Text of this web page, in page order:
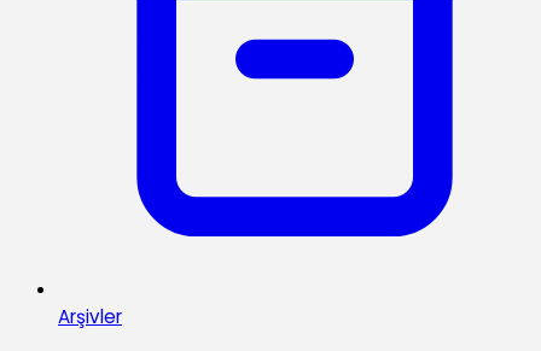
Arşivler